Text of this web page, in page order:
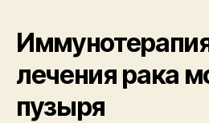
лечения рака
пузыря